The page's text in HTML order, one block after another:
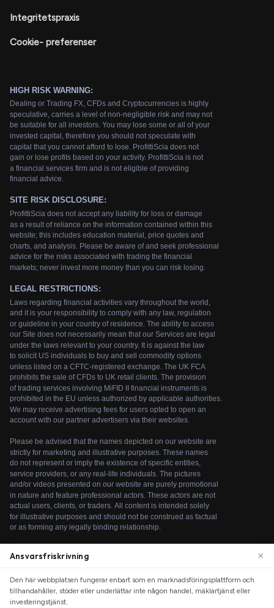
Integritetspraxis
Cookie- preferenser
We use cookies to enhance your browsing experience. By
continuing to use our website, you agree to our use of
Ansvarsfriskrivning ×
Den här webbplatsen fungerar enbart som en marknadsföringsplattform och
tillhandahåller, stöder eller underlättar inte någon handel, mäklartjänst eller
investeringstjänst.